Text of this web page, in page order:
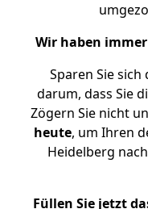
Wir haben
Sparen Sie
darum, dass Sie
Zögern Sie nicht
heute, um Ihren
Heidelberg
Füllen Sie jetzt